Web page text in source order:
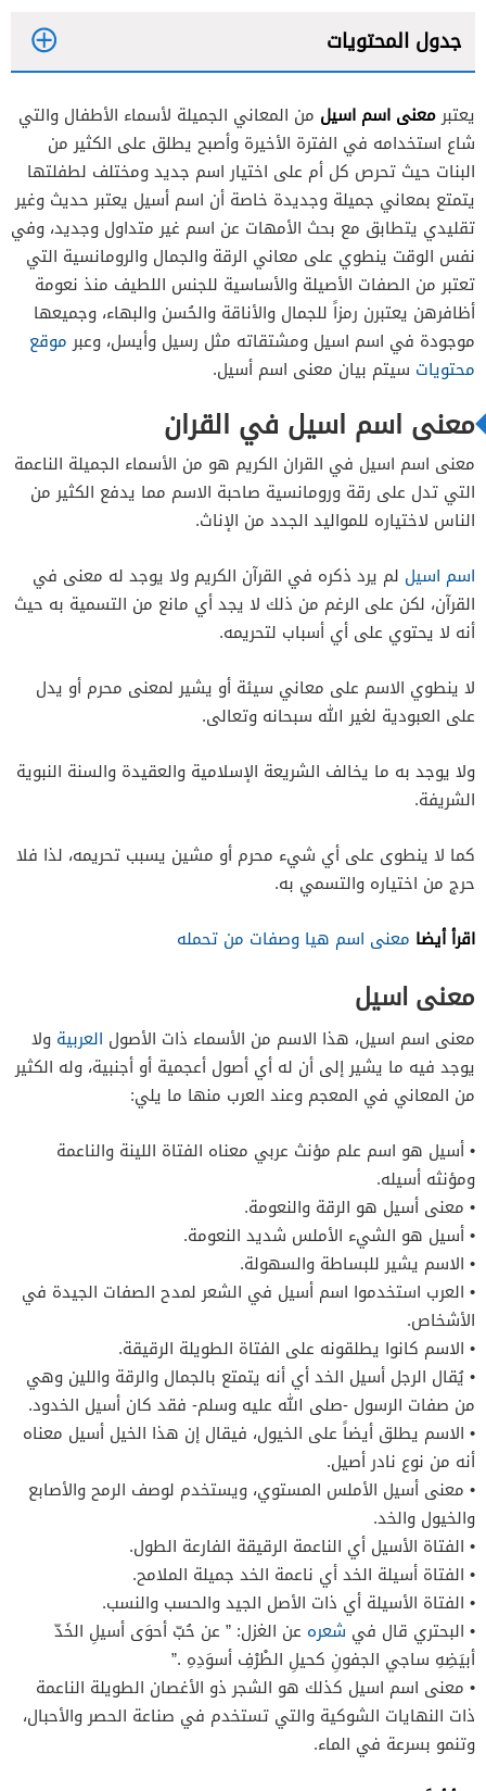
جدول المحتويات
معنى اسيل
معنى اسم ايسل
معنى اسم رسيل
يعتبرمعنى اسم اسيل من المعاني الجميلة لأسماء الأطفال والتي
شاع استخدامه في الفترة الأخيرة وأصبح يطلق على الكثير من
البنات حيث تحرص كل أم على اختيار اسم جديد ومختلف لطفلتها
يتمتع بمعاني جميلة وجديدة خاصة أن اسم أسيل يعتبر حديث وغير
تقليدي يتطابق مع بحث الأمهات عن اسم غير متداول وجديد، وفي
نفس الوقت ينطوي على معاني الرقة والجمال والرومانسية التي
تعتبر من الصفات الأصيلة والأساسية للجنس اللطيف منذ نعومة
أظافرهن يعتبرن رمزاً للجمال والأناقة والحُسن والبهاء، وجميعها
موجودة في اسم اسيل ومشتقاته مثل رسيل وأيسل، وعبرموقع
محتويات سيتم بيان معنى اسم أسيل.
معنى اسم اسيل في القران
معنى اسم اسيل في القران الكريم هو من الأسماء الجميلة الناعمة
التي تدل على رقة ورومانسية صاحبة الاسم مما يدفع الكثير من
الناس لاختياره للمواليد الجدد من الإناث.
اسم اسيل لم يرد ذكره في القرآن الكريم ولا يوجد له معنى في
القرآن، لكن على الرغم من ذلك لا يجد أي مانع من التسمية به حيث
أنه لا يحتوي على أي أسباب لتحريمه.
لا ينطوي الاسم على معاني سيئة أو يشير لمعنى محرم أو يدل
على العبودية لغير الله سبحانه وتعالى.
ولا يوجد به ما يخالف الشريعة الإسلامية والعقيدة والسنة النبوية
الشريفة.
كما لا ينطوى على أي شيء محرم أو مشين يسبب تحريمه، لذا فلا
حرج من اختياره والتسمي به.
اقرأ أيضا معنى اسم هيا وصفات من تحمله
معنى اسيل
معنى اسم اسيل، هذا الاسم من الأسماء ذات الأصول العربية ولا
يوجد فيه ما يشير إلى أن له أي أصول أعجمية أو أجنبية، وله الكثير
من المعاني في المعجم وعند العرب منها ما يلي:
• أسيل هو اسم علم مؤنث عربي معناه الفتاة اللينة والناعمة
ومؤنثه أسيله.
• معنى أسيل هو الرقة والنعومة.
• أسيل هو الشيء الأملس شديد النعومة.
• الاسم يشير للبساطة والسهولة.
• العرب استخدموا اسم أسيل في الشعر لمدح الصفات الجيدة في
الأشخاص.
• الاسم كانوا يطلقونه على الفتاة الطويلة الرقيقة.
• يُقال الرجل أسيل الخد أي أنه يتمتع بالجمال والرقة واللين وهي
من صفات الرسول -صلى الله عليه وسلم- فقد كان أسيل الخدود.
• الاسم يطلق أيضاً على الخيول، فيقال إن هذا الخيل أسيل معناه
أنه من نوع نادر أصيل.
• معنى أسيل الأملس المستوي، ويستخدم لوصف الرمح والأصابع
والخيول والخد.
• الفتاة الأسيل أي الناعمة الرقيقة الفارعة الطول.
• الفتاة أسيلة الخد أي ناعمة الخد جميلة الملامح.
• الفتاة الأسيلة أي ذات الأصل الجيد والحسب والنسب.
• البحتري قال في شعره عن الغزل: ” عن حُبّ أحوَى أسيلِ الخَدّ
أبيَضِهِ ساجي الجفونِ كحيلِ الطْرْفِ أسوَدِهِ .”
• معنى اسم اسيل كذلك هو الشجر ذو الأغصان الطويلة الناعمة
ذات النهايات الشوكية والتي تستخدم في صناعة الحصر والأحبال،
وتنمو بسرعة في الماء.